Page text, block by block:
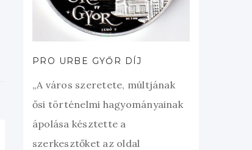
PRO URBE GYŐR DÍJ
„A város szeretete, múltjának
ősi történelmi hagyományainak
ápolása késztette a
szerkesztőket az oldal